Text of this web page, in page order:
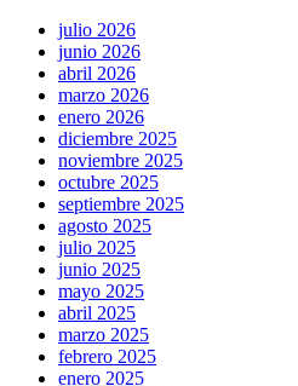
julio 2026
junio 2026
abril 2026
marzo 2026
enero 2026
diciembre 2025
noviembre 2025
octubre 2025
septiembre 2025
agosto 2025
julio 2025
junio 2025
mayo 2025
abril 2025
marzo 2025
febrero 2025
enero 2025